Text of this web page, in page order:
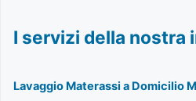
I servizi della nostra
Lavaggio Materassi a Domicilio